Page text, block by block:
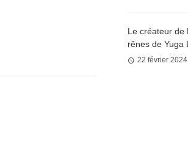
Le créateur de
rênes de Yuga
22 février 2024